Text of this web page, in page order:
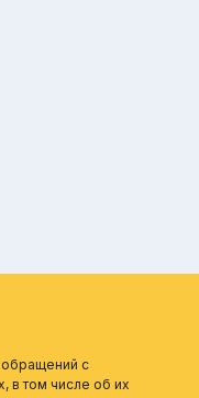
обращений с
в том числе об их